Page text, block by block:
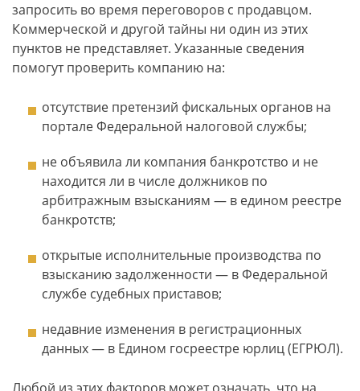
запросить во время переговоров с продавцом.
Коммерческой и другой тайны ни один из этих
пунктов не представляет. Указанные сведения
помогут проверить компанию на:
отсутствие претензий фискальных органов на
портале Федеральной налоговой службы;
не объявила ли компания банкротство и не
находится ли в числе должников по
арбитражным взысканиям — в едином реестре
банкротств;
открытые исполнительные производства по
взысканию задолженности — в Федеральной
службе судебных приставов;
недавние изменения в регистрационных
данных — в Едином госреестре юрлиц (ЕГРЮЛ).